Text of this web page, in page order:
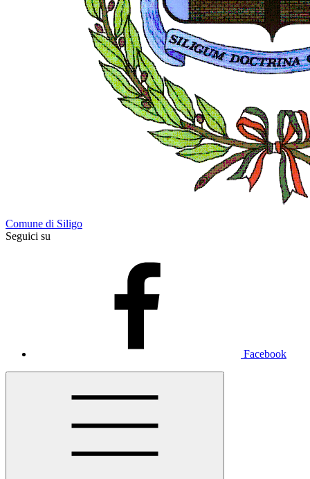
Comune di Siligo
Seguici su
Facebook